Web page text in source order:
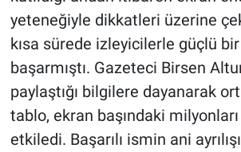
yeteneğiyle dikkatleri üzerine
kısa sürede izleyicilerle güçlü
başarmıştı. Gazeteci Birsen
paylaştığı bilgilere dayanarak
tablo, ekran başındaki
etkiledi. Başarılı ismin ani